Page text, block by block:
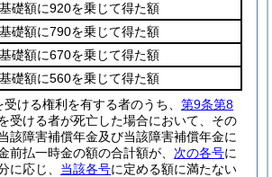
礎額に920を乗じて得た額
礎額に790を乗じて得た額
礎額に670を乗じて得た額
礎額に560を乗じて得た額
ける権利を有する者のうち、 第9条第8
受ける者が死亡した場合において、その
該障害補償年金及び当該障害補償年金に
前払一時金の額の合計額が、 次の各号に
に応じ、 当該各号に定める額に満たない